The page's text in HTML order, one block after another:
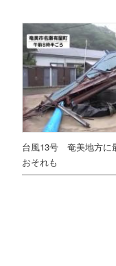
台風13号 奄美地方
おそれも